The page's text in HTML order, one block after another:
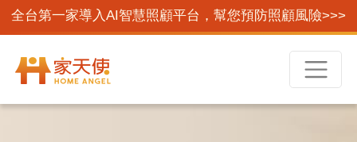
全台第一家導入AI智慧照顧平台，幫您預防照顧風險>>>